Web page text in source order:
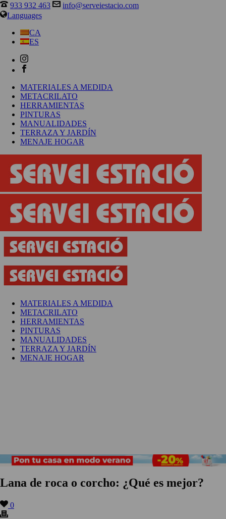
933 932 463
info@serveiestacio.com
Languages
CA
ES
MATERIALES A MEDIDA
METACRILATO
HERRAMIENTAS
PINTURAS
MANUALIDADES
TERRAZA Y JARDÍN
MENAJE HOGAR
MATERIALES A MEDIDA
METACRILATO
HERRAMIENTAS
PINTURAS
MANUALIDADES
TERRAZA Y JARDÍN
MENAJE HOGAR
Lana de roca o corcho: ¿Qué es mejor?
0